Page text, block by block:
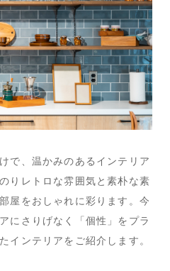
で、温かみのあるインテリア
りレトロな雰囲気と素朴な素
屋をおしゃれに彩ります。今
にさりげなく「個性」をプラ
インテリアをご紹介します。